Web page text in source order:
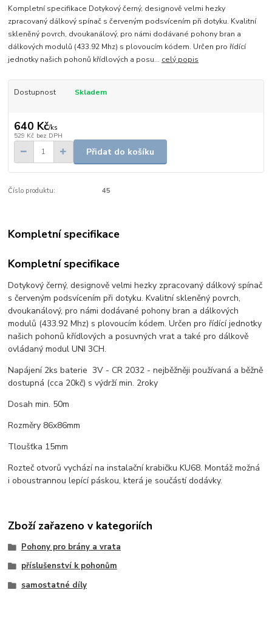
Kompletní specifikace Dotykový černý, designově velmi hezky
zpracovaný dálkový spínač s červeným podsvícením při dotyku. Kvalitní
skleněný povrch, dvoukanálový, pro námi dodávané pohony bran a
dálkových modulů (433.92 Mhz) s plovoucím kódem. Určen pro řídící
jednotky našich pohonů křídlových a posu... celý popis
Dostupnost Skladem
640 Kč/ks
529 Kč bez DPH
Přidat do košíku
Číslo produktu: 45
Kompletní specifikace
Kompletní specifikace
Dotykový černý, designově velmi hezky zpracovaný dálkový spínač
s červeným podsvícením při dotyku. Kvalitní skleněný povrch,
dvoukanálový, pro námi dodávané pohony bran a dálkových
modulů (433.92 Mhz) s plovoucím kódem. Určen pro řídící jednotky
našich pohonů křídlových a posuvných vrat a také pro dálkově
ovládaný modul UNI 3CH.
Napájení 2ks baterie 3V - CR 2032 - nejběžněji používaná a běžně
dostupná (cca 20kč) s výdrží min. 2roky
Dosah min. 50m
Rozměry 86x86mm
Tloušťka 15mm
Rozteč otvorů vychází na instalační krabičku KU68. Montáž možná
i oboustrannou lepící páskou, která je součástí dodávky.
Zboží zařazeno v kategoriích
Pohony pro brány a vrata
příslušenství k pohonům
samostatné díly